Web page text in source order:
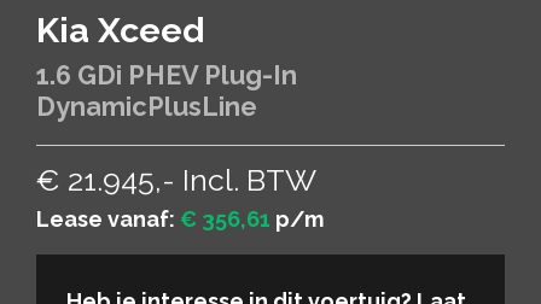
Kia Xceed
1.6 GDi PHEV Plug-In
DynamicPlusLine
€ 21.945,- Incl. BTW
Lease vanaf: € 356,61 p/m